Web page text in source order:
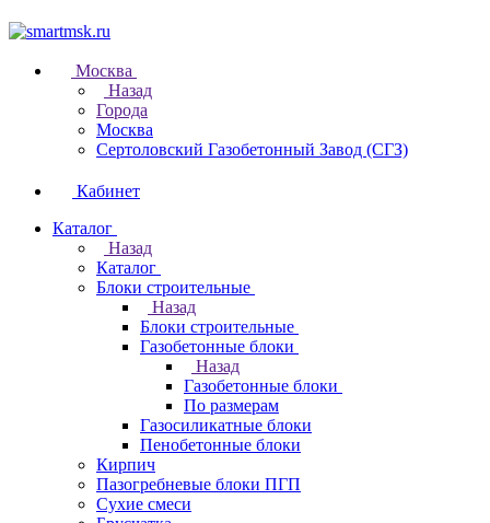
Москва
Назад
Города
Москва
Сертоловский Газобетонный Завод (СГЗ)
Кабинет
Каталог
Назад
Каталог
Блоки строительные
Назад
Блоки строительные
Газобетонные блоки
Назад
Газобетонные блоки
По размерам
Газосиликатные блоки
Пенобетонные блоки
Кирпич
Пазогребневые блоки ПГП
Сухие смеси